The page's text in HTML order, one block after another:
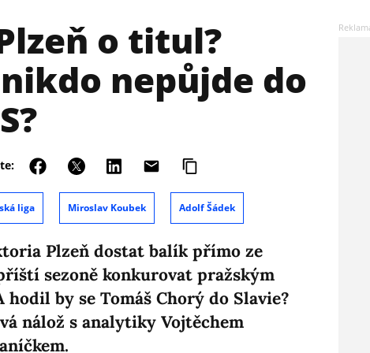
o titul?
nepůjde do
liga Miroslav Koubek Adolf Šádek
Plzeň dostat balík přímo ze
sezoně konkurovat pražským
by se Tomáš Chorý do Slavie?
nálož s analytiky Vojtěchem